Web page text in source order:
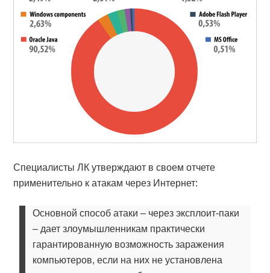
Специалисты ЛК утверждают в своем отчете
применительно к атакам через Интернет:
Основной способ атаки – через эксплоит-паки
– дает злоумышленникам практически
гарантированную возможность заражения
компьютеров, если на них не установлена